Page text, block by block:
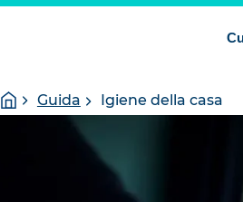
You
are
Homepage
Guida Igiene della casa